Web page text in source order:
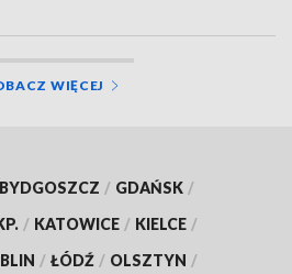
WIĘCEJ
BYDGOSZCZ / GDAŃSK /
/ KATOWICE / KIELCE /
/ ŁÓDŹ / OLSZTYN /